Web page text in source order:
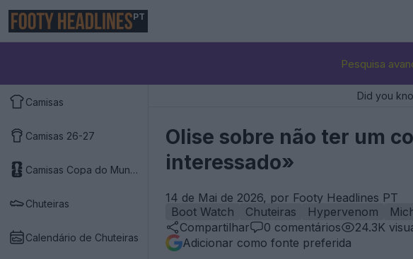
PT
Pesquisa
Camisas
Camisas 26-27
Camisas Copa do Mundo 2026
Chuteiras
Calendário de Chuteiras
Did you
Olise sobre não ter um
interessado»
14 de Mai de 2026, por Footy Headlines PT
Boot Watch
Chuteiras Hypervenom
Compartilhar
0 comentários 24.3K
Adicionar como fonte preferida